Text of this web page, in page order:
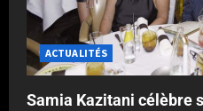
ACTUALITÉS
Samia Kazitani célèbre